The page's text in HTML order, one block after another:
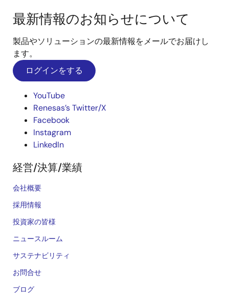
最新情報のお知らせについて
製品やソリューションの最新情報をメールでお届けし
ます。
ログインをする
YouTube
Renesas’s Twitter/X
Facebook
Instagram
LinkedIn
経営/決算/業績
会社概要
採用情報
投資家の皆様
ニュースルーム
サステナビリティ
お問合せ
ブログ